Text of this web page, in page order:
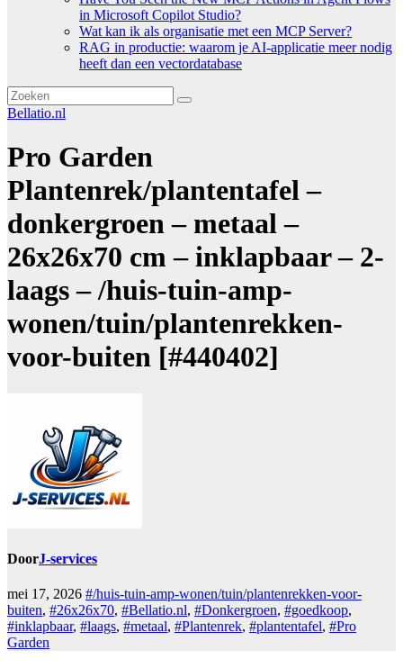
in Microsoft Copilot Studio?
Wat kan ik als organisatie met een MCP Server?
RAG in productie: waarom je AI-applicatie meer nodig
heeft dan een vectordatabase
Bellatio.nl
Pro Garden
Plantenrek/plantentafel –
donkergroen – metaal –
26x26x70 cm – inklapbaar – 2-
laags – /huis-tuin-amp-
wonen/tuin/plantenrekken-
voor-buiten [#440402]
DoorJ-services
mei 17, 2026 #/huis-tuin-amp-wonen/tuin/plantenrekken-voor-
buiten, #26x26x70, #Bellatio.nl, #Donkergroen, #goedkoop,
#inklapbaar, #laags, #metaal, #Plantenrek, #plantentafel, #Pro
Garden